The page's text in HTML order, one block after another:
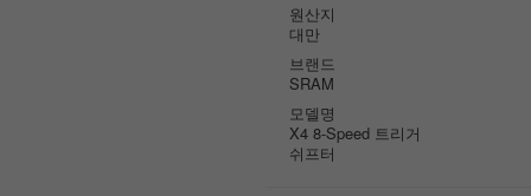
원산지
대만
브랜드
SRAM
모델명
X4 8-Speed 트리거
쉬프터